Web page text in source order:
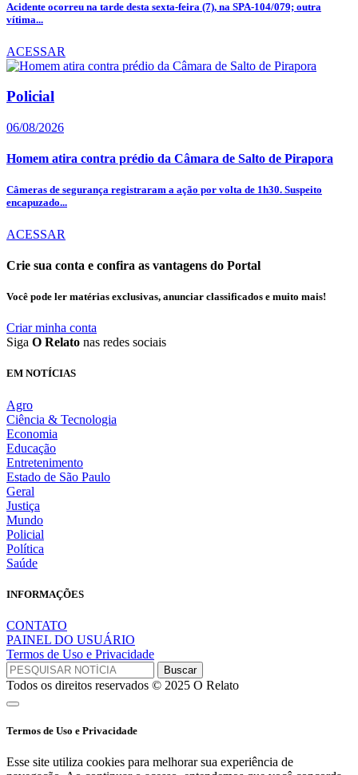
Acidente ocorreu na tarde desta sexta-feira (7), na SPA-104/079; outra
vítima...
ACESSAR
Policial
06/08/2026
Homem atira contra prédio da Câmara de Salto de Pirapora
Câmeras de segurança registraram a ação por volta de 1h30. Suspeito
encapuzado...
ACESSAR
Crie sua conta e confira as vantagens do Portal
Você pode ler matérias exclusivas, anunciar classificados e muito mais!
Criar minha conta
Siga O Relato nas redes sociais
EM NOTÍCIAS
Agro
Ciência & Tecnologia
Economia
Educação
Entretenimento
Estado de São Paulo
Geral
Justiça
Mundo
Policial
Política
Saúde
INFORMAÇÕES
CONTATO
PAINEL DO USUÁRIO
Termos de Uso e Privacidade
Todos os direitos reservados © 2025 O Relato
Termos de Uso e Privacidade
Esse site utiliza cookies para melhorar sua experiência de